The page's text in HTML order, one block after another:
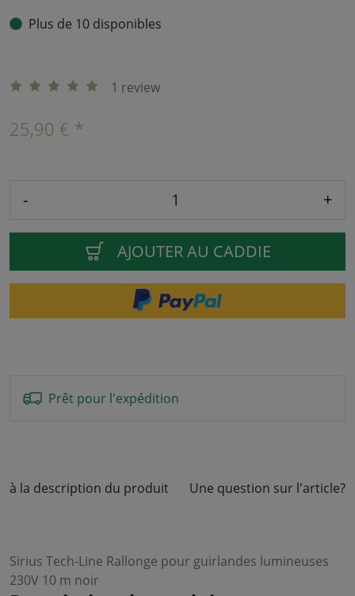
Plus de 10 disponibles
1 review
25,90 € *
- +
AJOUTER AU CADDIE
Prêt pour l'expédition
à la description du produit Une question sur l'article?
Sirius Tech-Line Rallonge pour guirlandes lumineuses
230V 10 m noir